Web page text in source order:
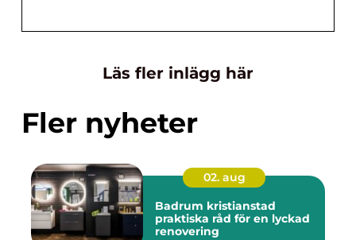
Läs fler inlägg här
Fler nyheter
02. aug
Badrum kristianstad
praktiska råd för en lyckad
renovering